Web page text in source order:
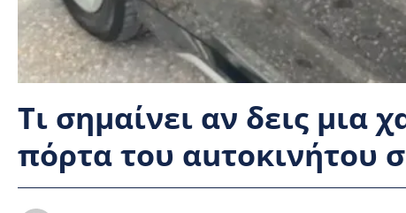
Τι σημαίνει αν δεις μια
πόρτα του αuτοκινήτου